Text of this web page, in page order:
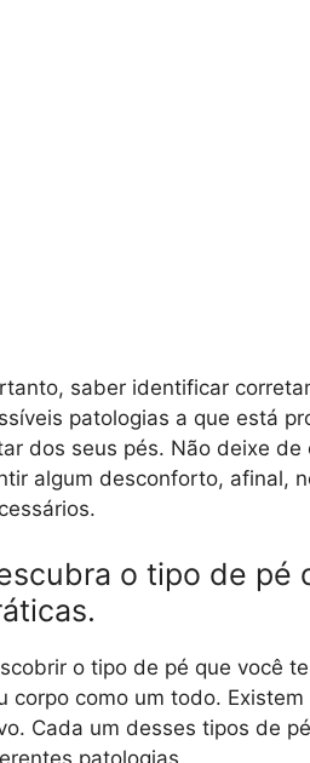
saber identificar
patologias a que está
dos seus pés. Não deixe
algum desconforto, afinal,
o tipo de pé
o tipo de pé que você
corpo como um todo.
Cada um desses tipos de
patologias.